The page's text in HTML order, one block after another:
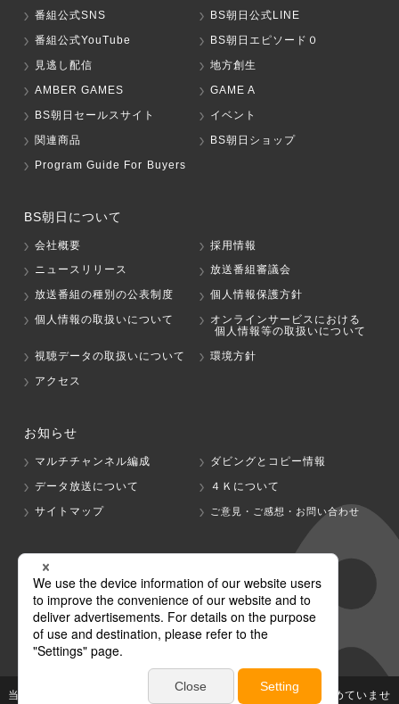
番組公式SNS
BS朝日公式LINE
番組公式YouTube
BS朝日エピソード０
見逃し配信
地方創生
AMBER GAMES
GAME A
BS朝日セールスサイト
イベント
関連商品
BS朝日ショップ
Program Guide For Buyers
BS朝日について
会社概要
採用情報
ニュースリリース
放送番組審議会
放送番組の種別の公表制度
個人情報保護方針
個人情報の取扱いについて
オンラインサービスにおける
個人情報等の取扱いについて
視聴データの取扱いについて
環境方針
アクセス
お知らせ
マルチチャンネル編成
ダビングとコピー情報
データ放送について
４Ｋについて
サイトマップ
ご意見・ご感想・お問い合わせ
グループ会社
テレビ朝日 テレ朝チャンネル
当社が著作権、著作隣接権を有する放送番組等の無断利用は認めていませ